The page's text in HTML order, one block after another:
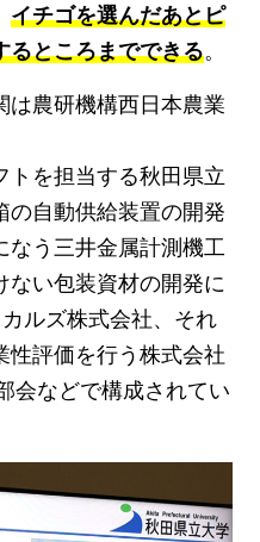
イチゴを選んだあとピ
るところまでできる。
は農研機構西日本農業
トを担当する秋田県立
の自動供給装置の開発
なう三井金属計測機工
ない包装資材の開発に
ルズ株式会社、それ
性評価を行う株式会社
会などで構成されてい